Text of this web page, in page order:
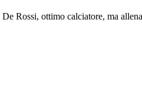
Rossi, ottimo calciatore, ma